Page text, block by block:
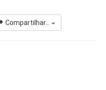
Compartilhar...